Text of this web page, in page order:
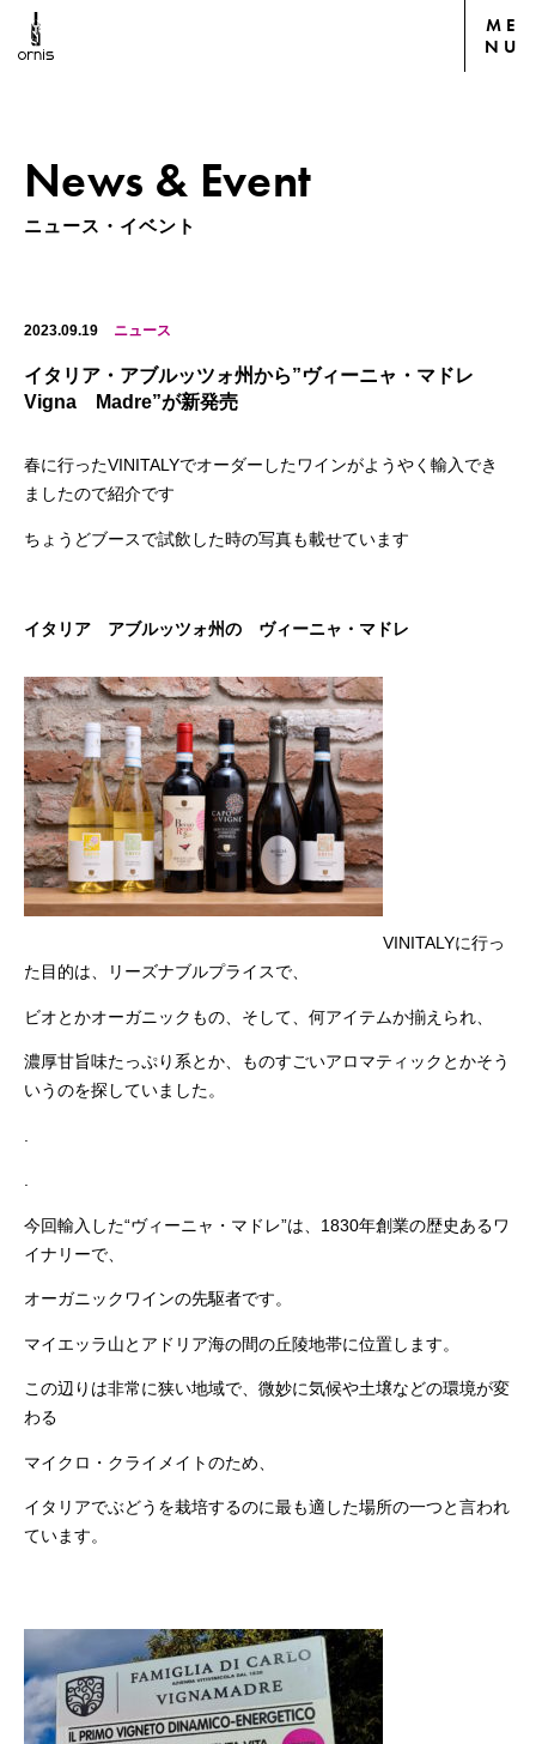
ME
NU
News & Event
ニュース・イベント
2023.09.19 ニュース
イタリア・アブルッツォ州から”ヴィーニャ・マドレ
Vigna Madre”が新発売
春に行ったVINITALYでオーダーしたワインがようやく輸入でき
ましたので紹介です
ちょうどブースで試飲した時の写真も載せています
イタリア アブルッツォ州の ヴィーニャ・マドレ
VINITALYに行っ
た目的は、リーズナブルプライスで、
ビオとかオーガニックもの、そして、何アイテムか揃えられ、
濃厚甘旨味たっぷり系とか、ものすごいアロマティックとかそう
いうのを探していました。
.
今回輸入した“ヴィーニャ・マドレ”は、1830年創業の歴史あるワ
イナリーで、
オーガニックワインの先駆者です。
マイエッラ山とアドリア海の間の丘陵地帯に位置します。
この辺りは非常に狭い地域で、微妙に気候や土壌などの環境が変
わる
マイクロ・クライメイトのため、
イタリアでぶどうを栽培するのに最も適した場所の一つと言われ
ています。